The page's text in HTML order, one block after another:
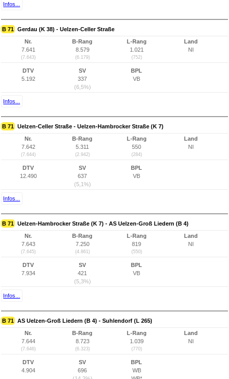
Infos...
B 71 Gerdau (K 38) - Uelzen-Celler Straße
Nr.
7.641
(7.643)
B-Rang
8.579
(6.179)
L-Rang
1.021
(752)
Land
NI
DTV
5.192
SV
337
(6,5%)
BPL
VB
Infos...
B 71 Uelzen-Celler Straße - Uelzen-Hambrocker Straße (K 7)
Nr.
7.642
(7.644)
B-Rang
5.311
(2.942)
L-Rang
550
(284)
Land
NI
DTV
12.490
SV
637
(5,1%)
BPL
VB
Infos...
B 71 Uelzen-Hambrocker Straße (K 7) - AS Uelzen-Groß Liedern (B 4)
Nr.
7.643
(7.645)
B-Rang
7.250
(4.861)
L-Rang
819
(550)
Land
NI
DTV
7.934
SV
421
(5,3%)
BPL
VB
Infos...
B 71 AS Uelzen-Groß Liedern (B 4) - Suhlendorf (L 265)
Nr.
7.644
(7.646)
B-Rang
8.723
(6.323)
L-Rang
1.039
(770)
Land
NI
DTV
4.904
SV
696
BPL
WB